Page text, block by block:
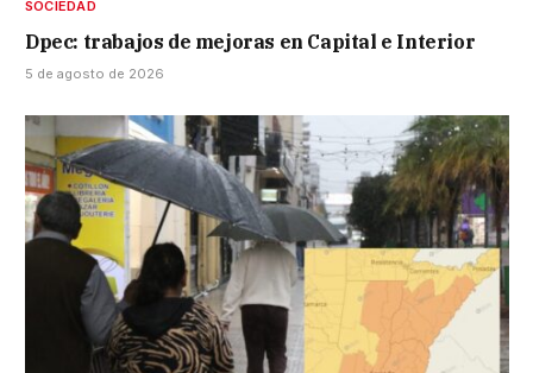
SOCIEDAD
Dpec: trabajos de mejoras en Capital e Interior
5 de agosto de 2026